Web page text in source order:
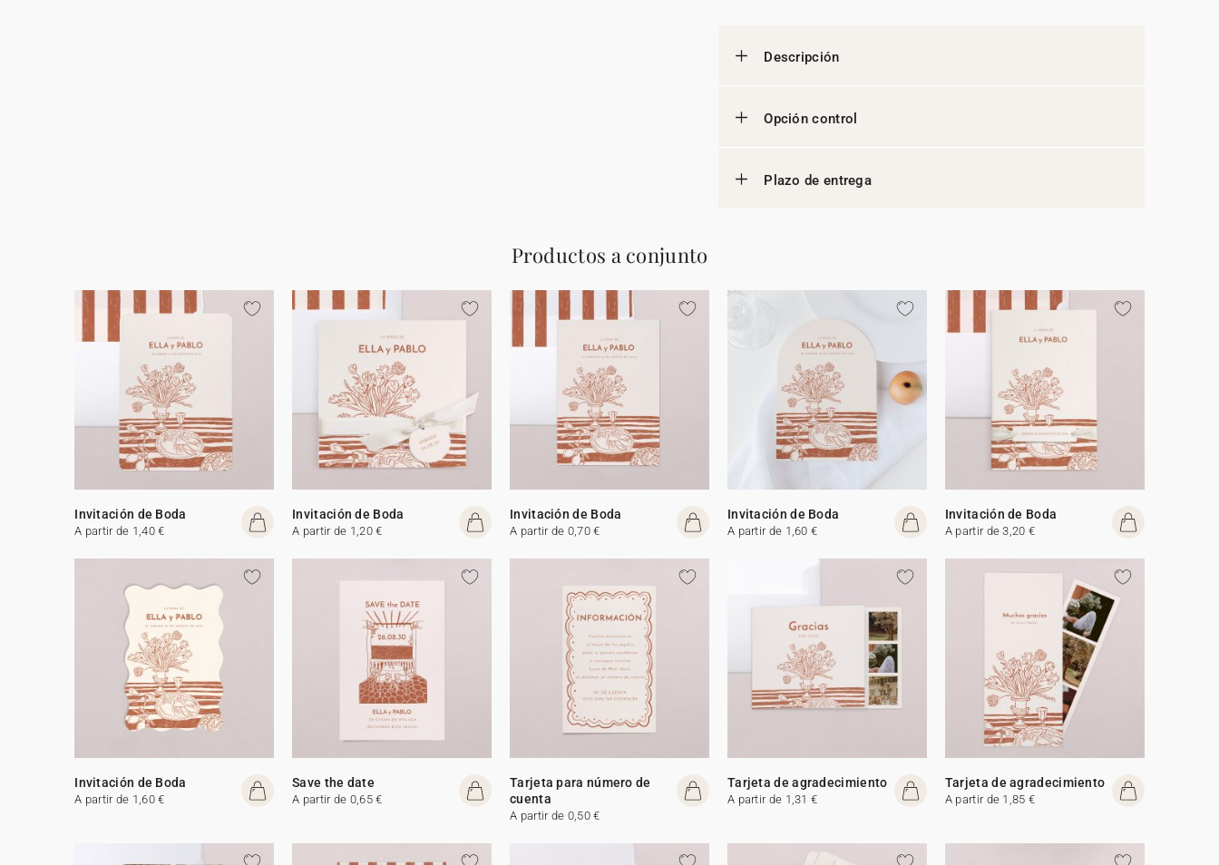
Descripción
Opción control
Plazo de entrega
Productos a conjunto
Invitación de Boda
A partir de 1,40 €
Invitación de Boda
A partir de 1,20 €
Invitación de Boda
A partir de 0,70 €
Invitación de Boda
A partir de 1,60 €
Invitación de Boda
A partir de 3,20 €
Invitación de Boda
A partir de 1,60 €
Save the date
A partir de 0,65 €
Tarjeta para número de
cuenta
A partir de 0,50 €
Tarjeta de agradecimiento
A partir de 1,31 €
Tarjeta de agradecimiento
A partir de 1,85 €